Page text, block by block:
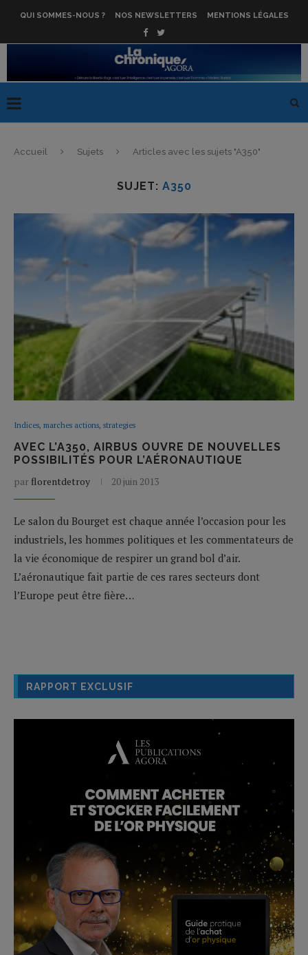
QUI SOMMES-NOUS ? NOS NEWSLETTERS MENTIONS LÉGALES
Accueil Sujets Articles avec les sujets "A350"
SUJET: A350
Indices, marches actions, strategies
AVEC L’A350, AIRBUS OUVRE DE NOUVELLES
POSSIBILITÉS POUR L’AÉRONAUTIQUE
parflorentdetroy 20 juin 2013
Le salon du Bourget est chaque année l’occasion pour les
industriels, les hommes politiques et les commentateurs de
la vie économique de respirer un grand bol d’air.
L’aéronautique fait partie de ces rares secteurs dont
l’Europe peut être fière…
RAPPORT EXCLUSIF